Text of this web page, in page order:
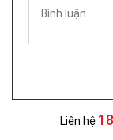
Liên hệ